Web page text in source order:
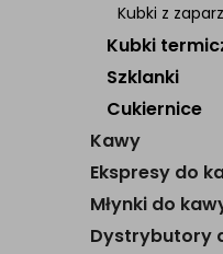
Kubki z
Kubki
Szklanki
Cukiernice
Kawy
Ekspresy do
Młynki do
Dystrybutory